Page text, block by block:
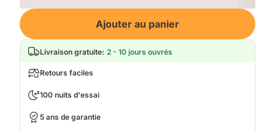
Loading
Ajouter au panier
Livraison gratuite: 2 - 10 jours ouvrés
Retours faciles
100 nuits d'essai
5 ans de garantie